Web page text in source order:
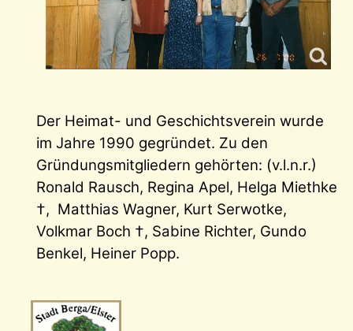
Der Heimat- und Geschichtsverein wurde
im Jahre 1990 gegründet. Zu den
Gründungsmitgliedern gehörten: (v.l.n.r.)
Ronald Rausch, Regina Apel, Helga Miethke
†, Matthias Wagner, Kurt Serwotke,
Volkmar Boch †, Sabine Richter, Gundo
Benkel, Heiner Popp.